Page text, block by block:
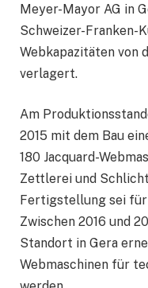
Meyer-Mayor AG in
Schweizer-Franken-
Webkapazitäten von
verlagert.
Am
2015 mit dem Bau
180 Jacquard-
Zettlerei und
Fertigstellung sei
Zwischen 2016 und
Standort in Gera
Webmaschinen für